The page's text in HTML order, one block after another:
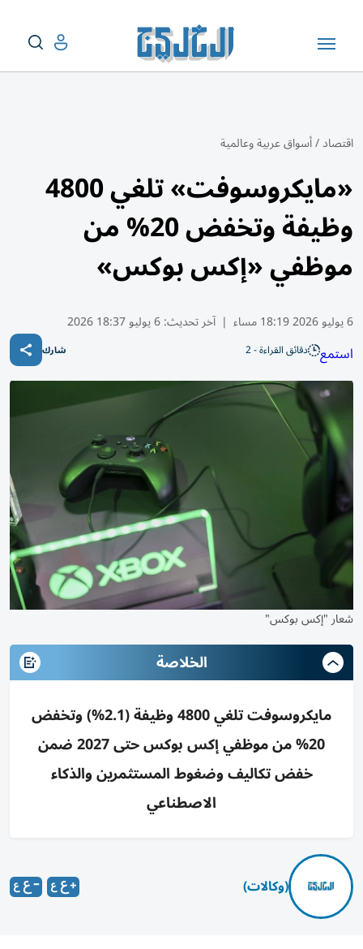
اقتصاد/أسواق عربية وعالمية
«مايكروسوفت» تلغي 4800
وظيفة وتخفض 20% من
موظفي «إكس بوكس»
6 يوليو 2026 18:19 مساء | آخر تحديث:6 يوليو 18:37 2026
استمع دقائق القراءة - 2 شارك
شعار "إكس بوكس"
الخلاصة
مايكروسوفت تلغي 4800 وظيفة (2.1%) وتخفض
20% من موظفي إكس بوكس حتى 2027 ضمن
خفض تكاليف وضغوط المستثمرين والذكاء
الاصطناعي
(وكالات)